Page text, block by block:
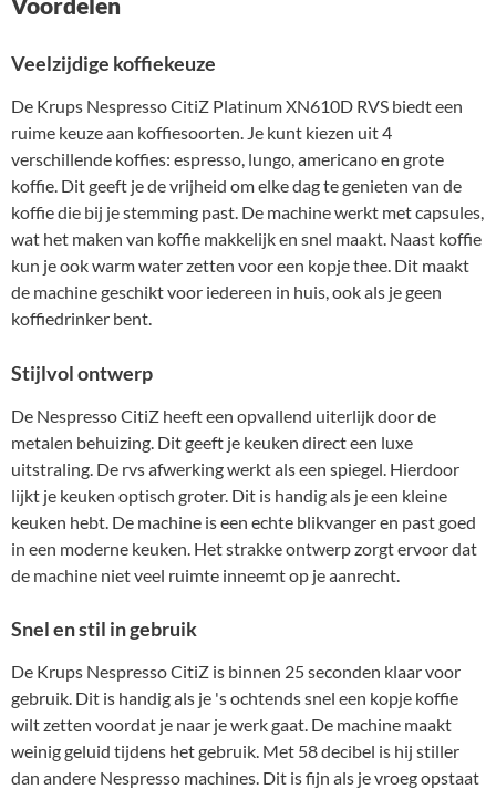
Veelzijdige koffiekeuze
De Krups Nespresso CitiZ Platinum XN610D RVS biedt een
ruime keuze aan koffiesoorten. Je kunt kiezen uit 4
verschillende koffies: espresso, lungo, americano en grote
koffie. Dit geeft je de vrijheid om elke dag te genieten van de
koffie die bij je stemming past. De machine werkt met capsules,
wat het maken van koffie makkelijk en snel maakt. Naast koffie
kun je ook warm water zetten voor een kopje thee. Dit maakt
de machine geschikt voor iedereen in huis, ook als je geen
koffiedrinker bent.
Stijlvol ontwerp
De Nespresso CitiZ heeft een opvallend uiterlijk door de
metalen behuizing. Dit geeft je keuken direct een luxe
uitstraling. De rvs afwerking werkt als een spiegel. Hierdoor
lijkt je keuken optisch groter. Dit is handig als je een kleine
keuken hebt. De machine is een echte blikvanger en past goed
in een moderne keuken. Het strakke ontwerp zorgt ervoor dat
de machine niet veel ruimte inneemt op je aanrecht.
Snel en stil in gebruik
De Krups Nespresso CitiZ is binnen 25 seconden klaar voor
gebruik. Dit is handig als je 's ochtends snel een kopje koffie
wilt zetten voordat je naar je werk gaat. De machine maakt
weinig geluid tijdens het gebruik. Met 58 decibel is hij stiller
dan andere Nespresso machines. Dit is fijn als je vroeg opstaat